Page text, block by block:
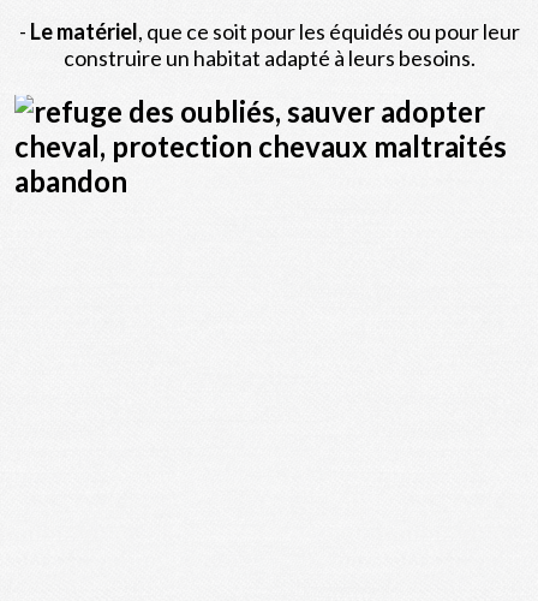
- Le matériel, que ce soit pour les équidés ou pour leur
construire un habitat adapté à leurs besoins.